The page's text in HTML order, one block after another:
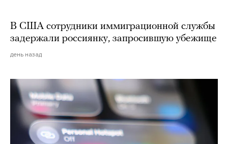
В США сотрудники иммиграционной службы
задержали россиянку, запросившую убежище
день назад